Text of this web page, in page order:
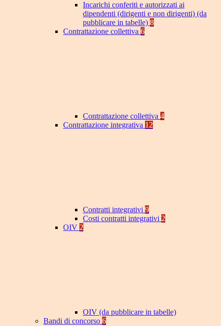
Incarichi conferiti e autorizzati ai
dipendenti (dirigenti e non dirigenti) (da
pubblicare in tabelle) 8
Contrattazione collettiva 6
Contrattazione collettiva 4
Contrattazione integrativa 12
Contratti integrativi 9
Costi contratti integrativi 2
OIV 2
OIV (da pubblicare in tabelle)
Bandi di concorso 6